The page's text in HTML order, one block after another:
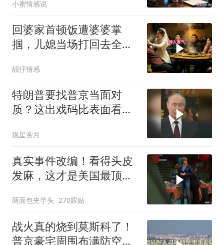
口：我们谈谈
小蜜情感说
回婆家首顿饭遭婆婆掌
掴，儿媳当场打回去全家
靓仔情感
特朗普要找普京当面对
质？这出戏码比表面看起
观星赏月
真实事件改编！看得头皮
发麻，这才是美国最顶级
两面包夹芋头 270跟贴
战火真的烧到莫斯科了！
普京豪宅周围布满防空